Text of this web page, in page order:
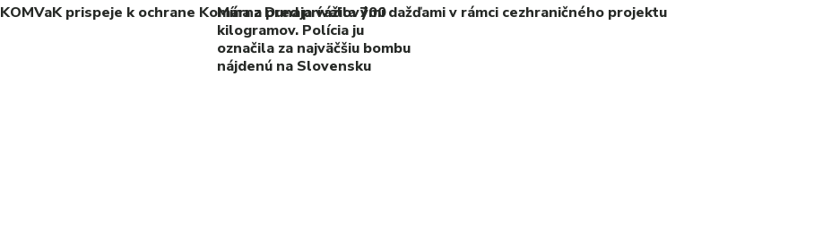
KOMVaK prispeje k ochrane Komárna pred prívalovými dažďami v rámci cezhraničného projektu
Mína z Dunaja vážila 700
kilogramov. Polícia ju
označila za najväčšiu bombu
nájdenú na Slovensku